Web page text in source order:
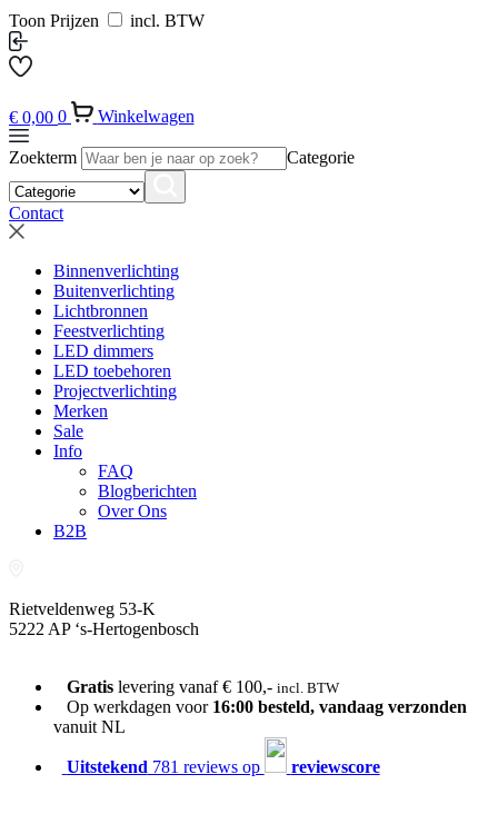
Toon Prijzen incl. BTW
€ 0,00 0 Winkelwagen
Zoekterm Categorie
Contact
Binnenverlichting
Buitenverlichting
Lichtbronnen
Feestverlichting
LED dimmers
LED toebehoren
Projectverlichting
Merken
Sale
Info
FAQ
Blogberichten
Over Ons
B2B
Rietveldenweg 53-K
5222 AP ‘s-Hertogenbosch
Gratislevering vanaf € 100,- incl. BTW
Op werkdagen voor 16:00 besteld, vandaag verzonden
vanuit NL
Uitstekend 781 reviews op reviewscore